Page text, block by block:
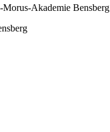
Akademie Bensberg